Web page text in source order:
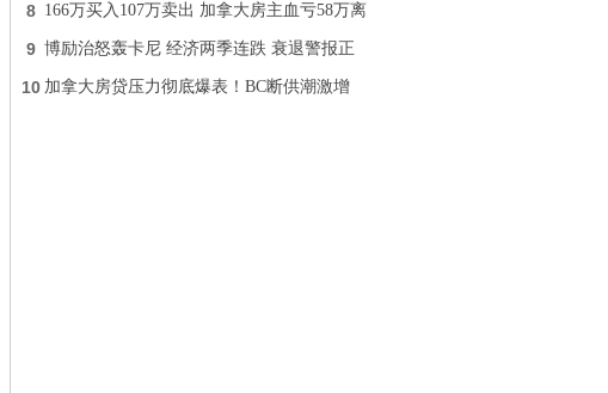
8 166万买入107万卖出 加拿大房主血亏58万离
9 博励治怒轰卡尼 经济两季连跌 衰退警报正
10 加拿大房贷压力彻底爆表！BC断供潮激增